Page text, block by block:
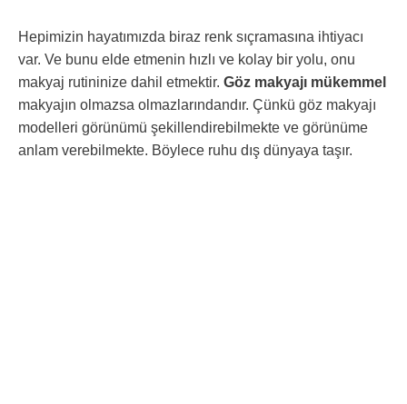
Hepimizin hayatımızda biraz renk sıçramasına ihtiyacı
var. Ve bunu elde etmenin hızlı ve kolay bir yolu, onu
makyaj rutininize dahil etmektir. Göz makyajı mükemmel
makyajın olmazsa olmazlarındandır. Çünkü göz makyajı
modelleri görünümü şekillendirebilmekte ve görünüme
anlam verebilmekte. Böylece ruhu dış dünyaya taşır.